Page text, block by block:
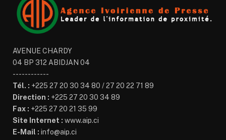
AVENUE CHARDY
04 BP 312 ABIDJAN 04
------------
Tél. : +225 27 20 30 34 80 / 27 20 22 71 89
Direction : +225 27 20 30 34 89
Fax : +225 27 20 21 35 99
Site Internet : www.aip.ci
E-Mail : info@aip.ci